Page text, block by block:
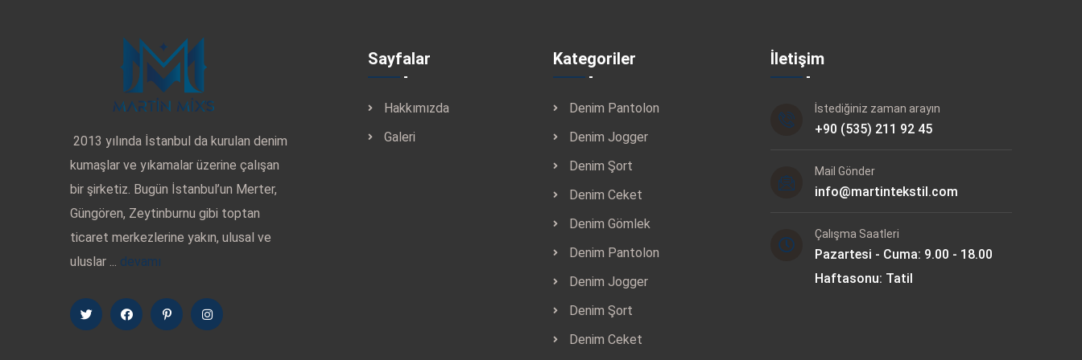
2013 yılında İstanbul da kurulan denim
kumaşlar ve yıkamalar üzerine çalışan
bir şirketiz. Bugün İstanbul’un Merter,
Güngören, Zeytinburnu gibi toptan
ticaret merkezlerine yakın, ulusal ve
uluslar ... devamı
Sayfalar
Hakkımızda
Galeri
Kategoriler
Denim Pantolon
Denim Jogger
Denim Şort
Denim Ceket
Denim Gömlek
Denim Pantolon
Denim Jogger
Denim Şort
Denim Ceket
İletişim
İstediğiniz zaman arayın
+90 (535) 211 92 45
Mail Gönder
info@martintekstil.com
Çalışma Saatleri
Pazartesi - Cuma: 9.00 - 18.00
Haftasonu: Tatil